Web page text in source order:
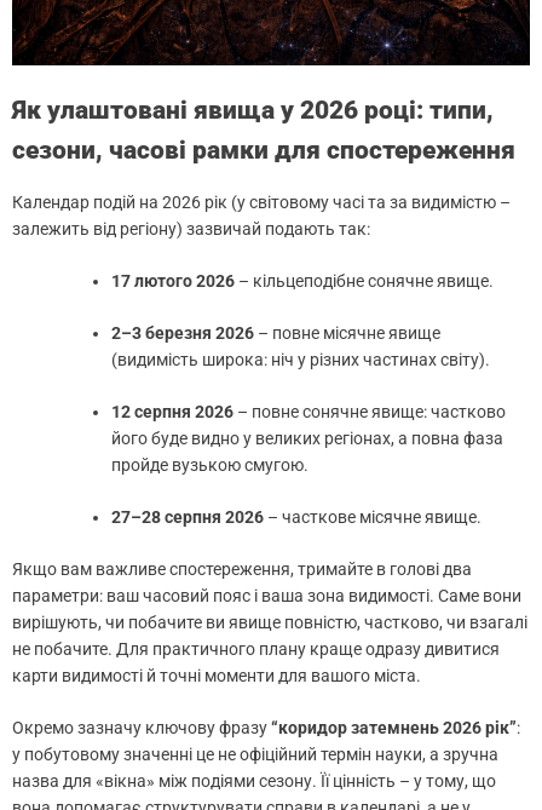
Як улаштовані явища у 2026 році: типи,
сезони, часові рамки для спостереження
Календар подій на 2026 рік (у світовому часі та за видимістю –
залежить від регіону) зазвичай подають так:
17 лютого 2026 – кільцеподібне сонячне явище.
2–3 березня 2026 – повне місячне явище
(видимість широка: ніч у різних частинах світу).
12 серпня 2026 – повне сонячне явище: частково
його буде видно у великих регіонах, а повна фаза
пройде вузькою смугою.
27–28 серпня 2026 – часткове місячне явище.
Якщо вам важливе спостереження, тримайте в голові два
параметри: ваш часовий пояс і ваша зона видимості. Саме вони
вирішують, чи побачите ви явище повністю, частково, чи взагалі
не побачите. Для практичного плану краще одразу дивитися
карти видимості й точні моменти для вашого міста.
Окремо зазначу ключову фразу“коридор затемнень 2026 рік”:
у побутовому значенні це не офіційний термін науки, а зручна
назва для «вікна» між подіями сезону. Її цінність – у тому, що